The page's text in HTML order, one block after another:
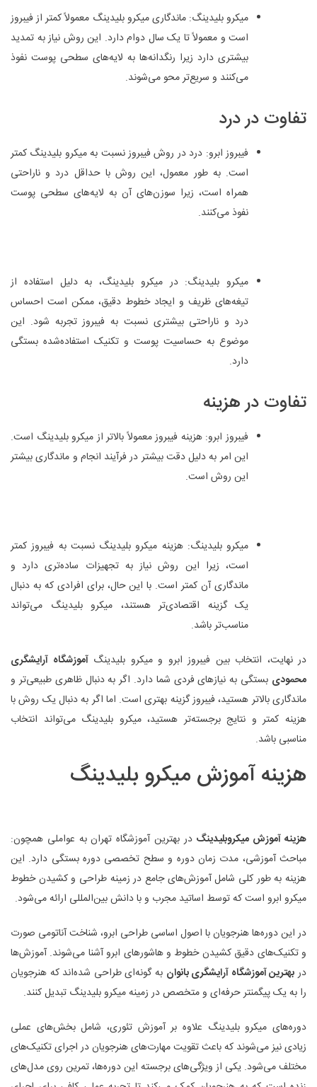
میکرو بلیدینگ: ماندگاری میکرو بلیدینگ معمولاً کمتر از فیبروز
است و معمولاً تا یک سال دوام دارد. این روش نیاز به تمدید
بیشتری دارد زیرا رنگدانه‌ها به لایه‌های سطحی پوست نفوذ
می‌کنند و سریع‌تر محو می‌شوند.
تفاوت در درد
فیبروز ابرو: درد در روش فیبروز نسبت به میکرو بلیدینگ کمتر
است. به طور معمول، این روش با حداقل درد و ناراحتی
همراه است، زیرا سوزن‌های آن به لایه‌های سطحی پوست
نفوذ می‌کنند.
میکرو بلیدینگ: در میکرو بلیدینگ، به دلیل استفاده از
تیغه‌های ظریف و ایجاد خطوط دقیق، ممکن است احساس
درد و ناراحتی بیشتری نسبت به فیبروز تجربه شود. این
موضوع به حساسیت پوست و تکنیک استفاده‌شده بستگی
دارد.
تفاوت در هزینه
فیبروز ابرو: هزینه فیبروز معمولاً بالاتر از میکرو بلیدینگ است.
این امر به دلیل دقت بیشتر در فرآیند انجام و ماندگاری بیشتر
این روش است.
میکرو بلیدینگ: هزینه میکرو بلیدینگ نسبت به فیبروز کمتر
است، زیرا این روش نیاز به تجهیزات ساده‌تری دارد و
ماندگاری آن کمتر است. با این حال، برای افرادی که به دنبال
یک گزینه اقتصادی‌تر هستند، میکرو بلیدینگ می‌تواند
مناسب‌تر باشد.
در نهایت، انتخاب بین فیبروز ابرو و میکرو بلیدینگآموزشگاه آرایشگری
محمودی بستگی به نیازهای فردی شما دارد. اگر به دنبال ظاهری طبیعی‌تر و
ماندگاری بالاتر هستید، فیبروز گزینه بهتری است. اما اگر به دنبال یک روش با
هزینه کمتر و نتایج برجسته‌تر هستید، میکرو بلیدینگ می‌تواند انتخاب
مناسبی باشد.
هزینه آموزش میکرو بلیدینگ
هزینه آموزش میکروبلیدینگ در بهترین آموزشگاه تهران به عواملی همچون:
مباحث آموزشی، مدت زمان دوره و سطح تخصصی دوره بستگی دارد. این
هزینه به طور کلی شامل آموزش‌های جامع در زمینه طراحی و کشیدن خطوط
میکرو ابرو است که توسط اساتید مجرب و با دانش بین‌المللی ارائه می‌شود.
در این دوره‌ها هنرجویان با اصول اساسی طراحی ابرو، شناخت آناتومی صورت
و تکنیک‌های دقیق کشیدن خطوط و هاشورهای ابرو آشنا می‌شوند. آموزش‌ها
دربهترین آموزشگاه آرایشگری بانوان به گونه‌ای طراحی شده‌اند که هنرجویان
را به یک پیگمنتر حرفه‌ای و متخصص در زمینه میکرو بلیدینگ تبدیل کنند.
دوره‌های میکرو بلیدینگ علاوه بر آموزش تئوری، شامل بخش‌های عملی
زیادی نیز می‌شوند که باعث تقویت مهارت‌های هنرجویان در اجرای تکنیک‌های
مختلف می‌شود. یکی از ویژگی‌های برجسته این دوره‌ها، تمرین روی مدل‌های